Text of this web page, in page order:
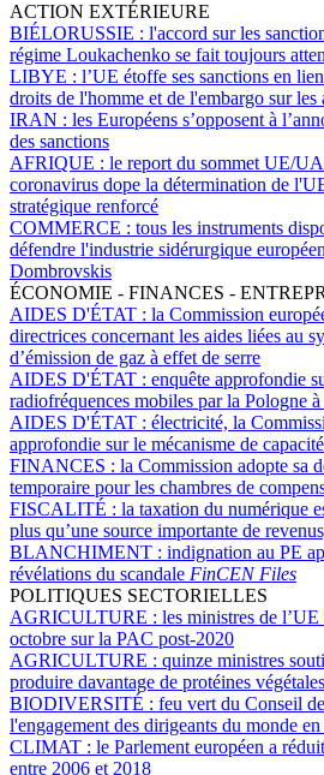
ACTION EXTÉRIEURE
BIÉLORUSSIE : l'accord sur les
régime Loukachenko se fait toujours
LIBYE : l’UE étoffe ses sanctions en
droits de l'homme et de l'embargo sur les
IRAN : les Européens s’opposent à
des sanctions
AFRIQUE : le report du sommet UE/UA
coronavirus dope la détermination de
stratégique renforcé
COMMERCE : tous les instruments
défendre l'industrie sidérurgique
Dombrovskis
ÉCONOMIE - FINANCES -
AIDES D'ÉTAT : la Commission
directrices concernant les aides liées au
d’émission de gaz à effet de serre
AIDES D'ÉTAT : enquête approfondie
radiofréquences mobiles par la Pologne
AIDES D'ÉTAT : électricité, la
approfondie sur le mécanisme de
FINANCES : la Commission adopte sa
temporaire pour les chambres de
FISCALITÉ : la taxation du numérique
plus qu’une source importante de
BLANCHIMENT : indignation au PE
révélations du scandale FinCEN Files
POLITIQUES SECTORIELLES
AGRICULTURE : les ministres de
octobre sur la PAC post-2020
AGRICULTURE : quinze ministres
produire davantage de protéines
BIODIVERSITÉ : feu vert du Conseil
l'engagement des dirigeants du monde
CLIMAT : le Parlement européen a
entre 2006 et 2018